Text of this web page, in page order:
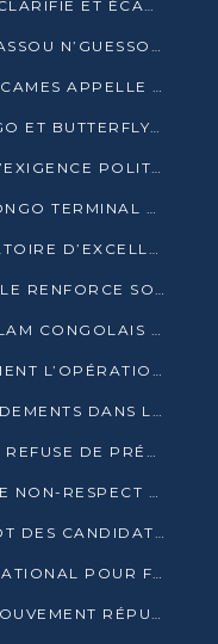
PRÉSIDENTIELLE 2026 : LE CNR CLARIFIE ET ÉCARTE LA CANDIDATURE DU PASTEUR NTUMI
PRÉSIDENTIELLE 2026 : DENIS SASSOU N’GUESSO ANNONCE OFFICIELLEMENT SA CANDIDATURE
ENSEIGNEMENT SUPÉRIEUR : LE CAMES APPELLE À UNE UNIVERSITÉ AFRICAINE AXÉE SUR L’EMPLOYABILITÉ
BRAZZAVILLE : WIKIPÉDIA CONGO ET BUTTERFLY SCELLENT UN PARTENARIAT POUR STRUCTURER LE BÉNÉVOLAT NUMÉRIQUE
GOUVERNER PAR LA PREUVE : L’EXIGENCE POLITIQUE DU XXIᵉ SIÈCLE
EMPLOYABILITÉ DES JEUNES :CONGO TERMINAL S’ALLIE À L’ESCIC POUR RAPPROCHER L’ÉCOLE DU TERRAIN
MOUYONDZI, NOUVEAU LABORATOIRE D’EXCELLENCE PÉDAGOGIQUE AVEC L’ENFICE
SCIENCE : L’ACADÉMIE NATIONALE RENFORCE SON ÉQUIPE ET TRACE SA FEUILLE DE ROUTE 2026
CARDY YOUELO, LA VOIX DAU SLAM CONGOLAIS QUI INTERPELLE LE MONDE
BRAZZAVILLE : LE PRÉFET SOUTIENT L’OPÉRATION « ZÉRO KULUNA » ET APPELLE À LA VIGILANCE CITOYENNE
LE CNR DÉNONCE DES BOMBARDEMENTS DANS LE POOL ET ACCUSE LE GOUVERNEMENT
PRÉSIDENTIELLE 2026 : L’UPADS REFUSE DE PRÉSENTER UN CANDIDAT ET DÉNONCE UN PROCESSUS NON CRÉDIBLE
FÉLIX TSHISEKEDI ALERTE SUR LE NON-RESPECT DES ENGAGEMENTS DE PAIX APRÈS SA RENCONTRE AVEC D. SASSOU-NGUESSO
PRÉSIDENTIELLE 2026 : LE DÉPÔT DES CANDIDATURES OUVERT DU 29 JANVIER AU 12 FÉVRIER
L’UPADS RÉUNIT SON CONSEIL NATIONAL POUR FIXER SA LIGNE POLITIQUE À DEUX MOIS DE LA PRÉSIDENTIELLE
PRÉSIDENTIELLE DE 2026 : LE MOUVEMENT RÉPUBLICAIN DÉNONCE UNE CONVOCATION ÉLECTORALE « OPAQUE ET PRÉCIPITÉE »